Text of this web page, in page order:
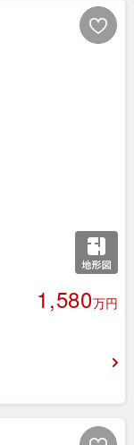
1,580万円